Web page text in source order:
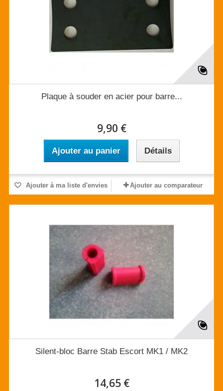
Plaque à souder en acier pour barre...
9,90 €
Ajouter au panier Détails
Ajouter à ma liste d'envies Ajouter au comparateur
Silent-bloc Barre Stab Escort MK1 / MK2
14,65 €